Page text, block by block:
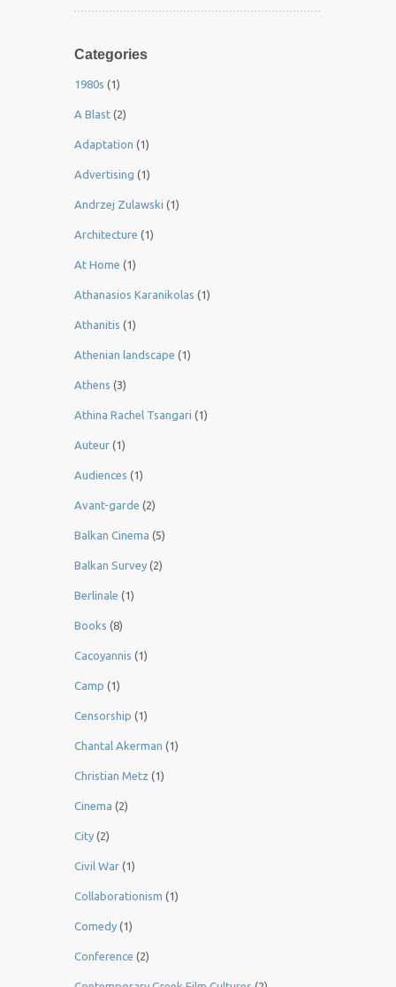
Categories
1980s (1)
A Blast (2)
Adaptation (1)
Advertising (1)
Andrzej Zulawski (1)
Architecture (1)
At Home (1)
Athanasios Karanikolas (1)
Athanitis (1)
Athenian landscape (1)
Athens (3)
Athina Rachel Tsangari (1)
Auteur (1)
Audiences (1)
Avant-garde (2)
Balkan Cinema (5)
Balkan Survey (2)
Berlinale (1)
Books (8)
Cacoyannis (1)
Camp (1)
Censorship (1)
Chantal Akerman (1)
Christian Metz (1)
Cinema (2)
City (2)
Civil War (1)
Collaborationism (1)
Comedy (1)
Conference (2)